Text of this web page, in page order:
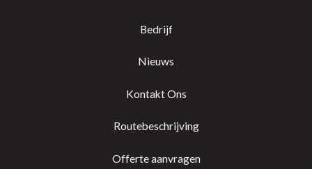
Bedrijf
Nieuws
Kontakt Ons
Routebeschrijving
Offerte aanvragen